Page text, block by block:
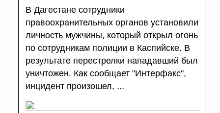
В Дагестане сотрудники
правоохранительных органов установили
личность мужчины, который открыл огонь
по сотрудникам полиции в Каспийске. В
результате перестрелки нападавший был
уничтожен. Как сообщает "Интерфакс",
инцидент произошел, ...